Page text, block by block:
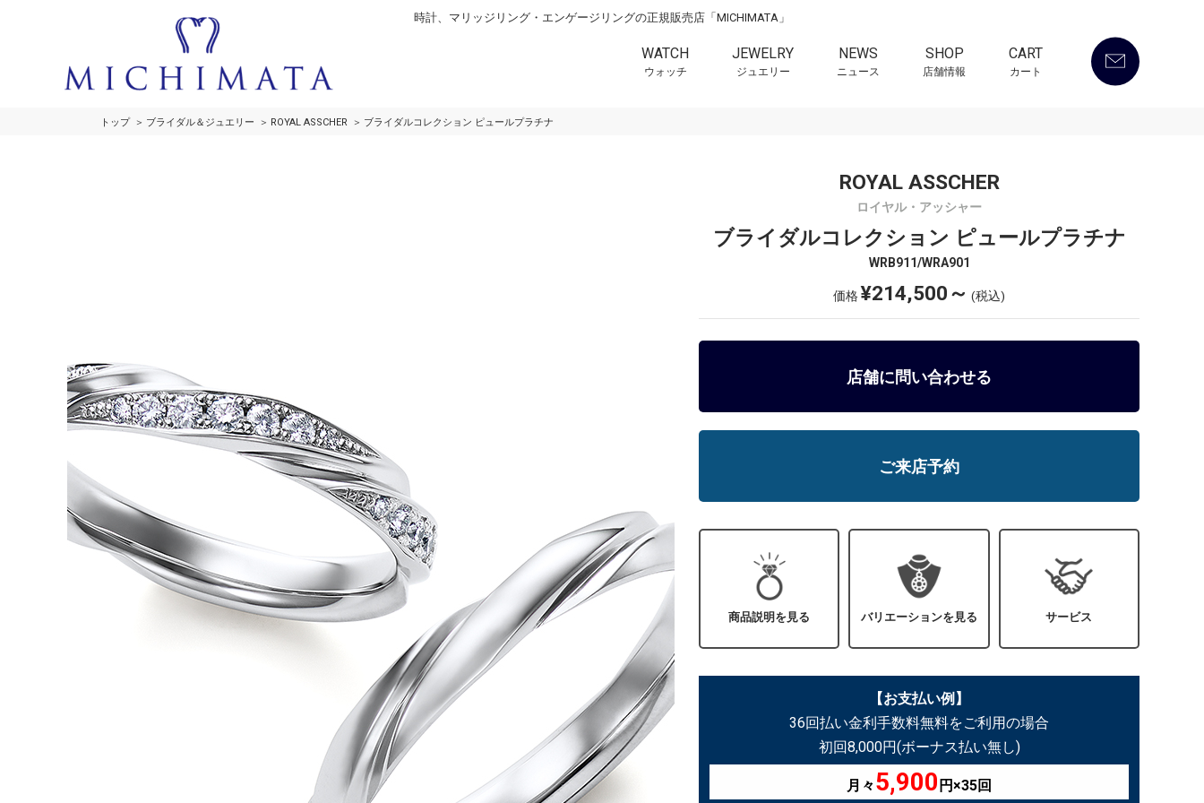
時計、マリッジリング・エンゲージリングの正規販売店「MICHIMATA」
WATCH
ウォッチ
JEWELRY
ジュエリー
NEWS
ニュース
SHOP
店舗情報
CART
カート
トップ ブライダル＆ジュエリー ROYAL ASSCHER ブライダルコレクション ピュールプラチナ
ROYAL ASSCHER
ロイヤル・アッシャー
ブライダルコレクション ピュールプラチナ
WRB911/WRA901
価格¥214,500～ (税込)
店舗に問い合わせる
ご来店予約
商品説明を見る バリエーションを見る サービス
【お支払い例】
36回払い金利手数料無料をご利用の場合
初回8,000円(ボーナス払い無し)
月々5,900 円×35回